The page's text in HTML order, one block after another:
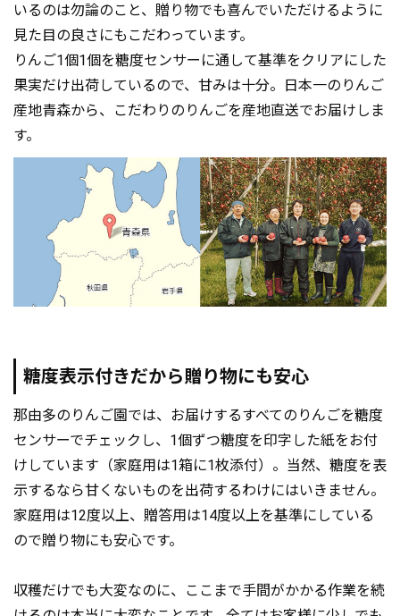
いるのは勿論のこと、贈り物でも喜んでいただけるように
見た目の良さにもこだわっています。
りんご1個1個を糖度センサーに通して基準をクリアにした
果実だけ出荷しているので、甘みは十分。日本一のりんご
産地青森から、こだわりのりんごを産地直送でお届けしま
す。
糖度表示付きだから贈り物にも安心
那由多のりんご園では、お届けするすべてのりんごを糖度
センサーでチェックし、1個ずつ糖度を印字した紙をお付
けしています（家庭用は1箱に1枚添付）。当然、糖度を表
示するなら甘くないものを出荷するわけにはいきません。
家庭用は12度以上、贈答用は14度以上を基準にしている
ので贈り物にも安心です。
収穫だけでも大変なのに、ここまで手間がかかる作業を続